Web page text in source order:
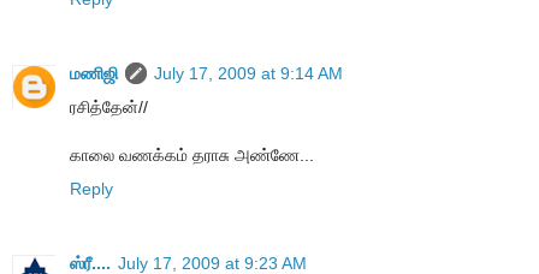
மணிஜி
July 17, 2009 at 9:14 AM
ரசித்தேன்//
காலை வணக்கம் தராசு அண்ணே...
Reply
ஸ்ரீ.... July 17, 2009 at 9:23 AM